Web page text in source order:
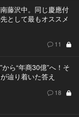
藤沢中。同じ慶應付
として最もオススメ
11
ら“年商30億”へ！そ
辿り着いた答え
18